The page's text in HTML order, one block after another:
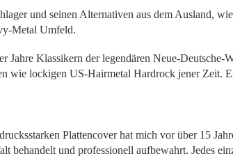
und seinen Alternativen aus dem Ausland,
Metal Umfeld.
Klassikern der legendären Neue-Deutsche-
wie lockigen US-Hairmetal Hardrock jener Zeit.
Plattencover hat mich vor über 15
behandelt und professionell aufbewahrt. Jedes